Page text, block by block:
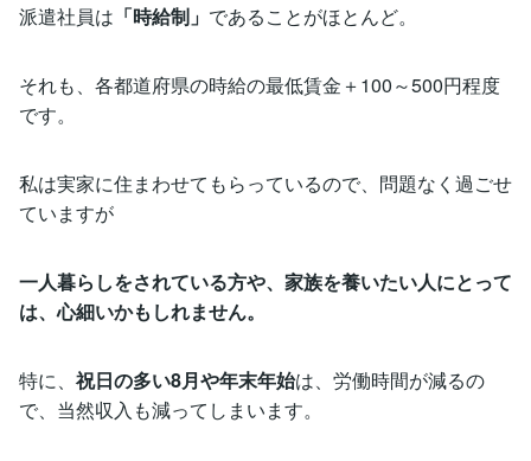
派遣社員は 「時給制」 であることがほとんど。
それも、各都道府県の時給の最低賃金＋100～500円程度
です。
私は実家に住まわせてもらっているので、問題なく過ごせ
ていますが
一人暮らしをされている方や、家族を養いたい人にとって
は、心細いかもしれません。
特に、 祝日の多い8月や年末年始は、労働時間が減るの
で、当然収入も減ってしまいます。